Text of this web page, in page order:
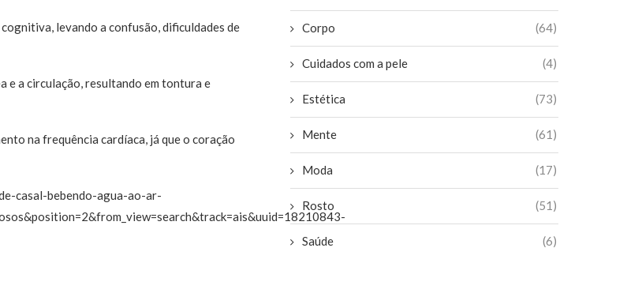
levando a confusão, dificuldades de
e a circulação, resultando em tontura e
na frequência cardíaca, já que o coração
casal-bebendo-agua-ao-ar-
Corpo (64)
Cuidados com a pele (4)
Estética (73)
Mente (61)
Moda (17)
Rosto (51)
Saúde (6)